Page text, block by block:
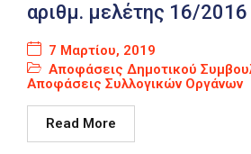
Αποφάσεις
Τηλέφωνα
αριθμ. μελέτης 16/2016
7 Μαρτίου, 2019
Αποφάσεις Δημοτικού
Αποφάσεις Συλλογικών Οργάνων
Read More